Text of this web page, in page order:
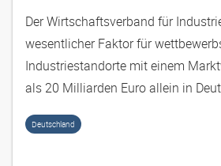
Der Wirtschaftsverband für
wesentlicher Faktor für
Industriestandorte mit einem
als 20 Milliarden Euro allein in
Deutschland